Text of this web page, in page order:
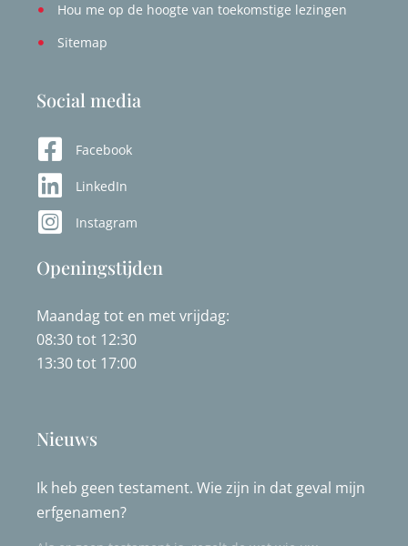
Hou me op de hoogte van toekomstige lezingen
Sitemap
Social media
Facebook
LinkedIn
Instagram
Openingstijden
Maandag tot en met vrijdag:
08:30 tot 12:30
13:30 tot 17:00
Nieuws
Ik heb geen testament. Wie zijn in dat geval mijn
erfgenamen?